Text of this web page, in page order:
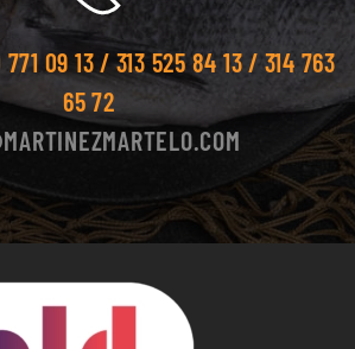
771 09 13 / 313 525 84 13 / 314 763
65 72